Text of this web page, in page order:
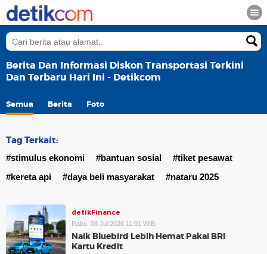
Berita Dan Informasi Diskon Transportasi Terkini
Dan Terbaru Hari Ini - Detikcom
Semua Berita Foto
Tag Terkait:
#stimulus ekonomi #bantuan sosial
#tiket pesawat
#kereta api
#daya beli masyarakat #nataru 2025
detikFinance
Rabu, 08 Jul 2026 11:01 WIB
Naik Bluebird Lebih Hemat Pakai BRI
Kartu Kredit